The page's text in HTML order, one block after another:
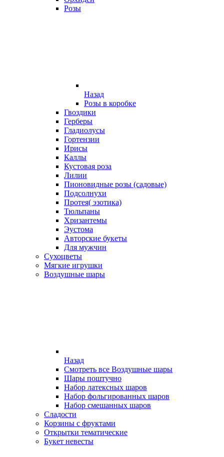
Розы
Назад
Розы в коробке
Гвоздики
Герберы
Гладиолусы
Гортензии
Ирисы
Каллы
Кустовая роза
Лилии
Пионовидные розы (садовые)
Подсолнухи
Протея( эзотика)
Тюльпаны
Хризантемы
Эустома
Авторские букеты
Для мужчин
Сухоцветы
Мягкие игрушки
Воздушные шары
Назад
Смотреть все Воздушные шары
Шары поштучно
Набор латексных шаров
Набор фольгированных шаров
Набор смешанных шаров
Сладости
Корзины с фруктами
Открытки тематические
Букет невесты